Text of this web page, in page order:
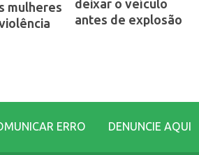
mulheres
deixar o veículo
antes de explosão
ERRO DENUNCIE AQUI